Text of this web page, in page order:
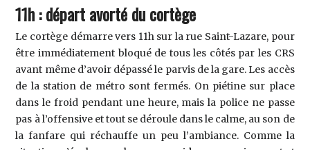
11h : départ avorté du cortège
Le cortège démarre vers 11h sur la rue Saint-Lazare, pour
être immédiatement bloqué de tous les côtés par les CRS
avant même d’avoir dépassé le parvis de la gare. Les accès
de la station de métro sont fermés. On piétine sur place
dans le froid pendant une heure, mais la police ne passe
pas à l’offensive et tout se déroule dans le calme, au son de
la fanfare qui réchauffe un peu l’ambiance. Comme la